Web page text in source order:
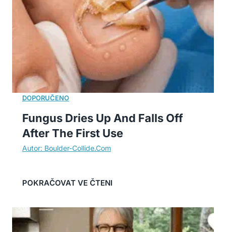
Fungus Dries Up And Falls Off
After The First Use